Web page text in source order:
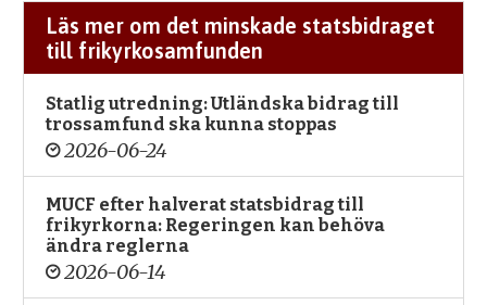
Läs mer om det minskade statsbidraget
till frikyrkosamfunden
Statlig utredning: Utländska bidrag till
trossamfund ska kunna stoppas
2026-06-24
MUCF efter halverat statsbidrag till
frikyrkorna: Regeringen kan behöva
ändra reglerna
2026-06-14